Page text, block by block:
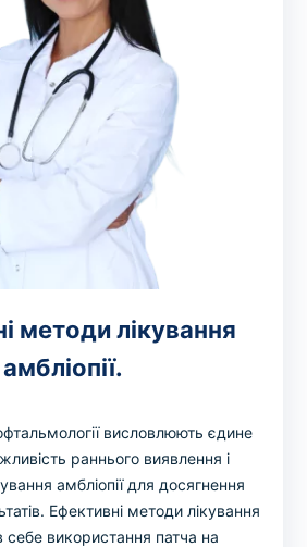
методи лікування
амбліопії.
висловлюють єдине
раннього виявлення і
амбліопії для досягнення
Ефективні методи лікування
використання патча на